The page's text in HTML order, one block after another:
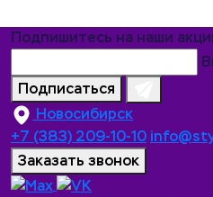
Подпишитесь на наши
Подписаться
Новосибирск
+7 (383) 209-10-10
Заказать звонок